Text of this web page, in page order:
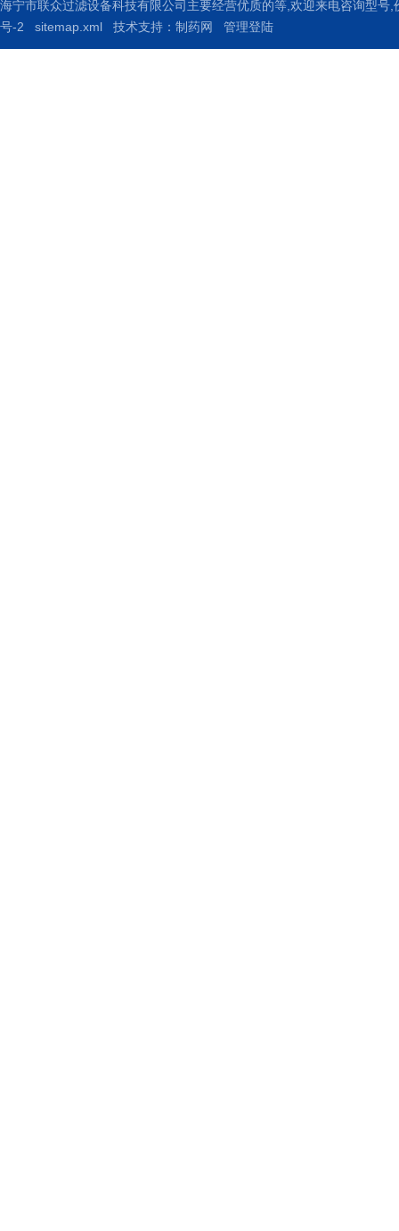
海宁市联众过滤设备科技有限公司主要经营优质的等,欢迎来电咨询型号,
号-2
sitemap.xml 技术支持： 制药网 管理登陆